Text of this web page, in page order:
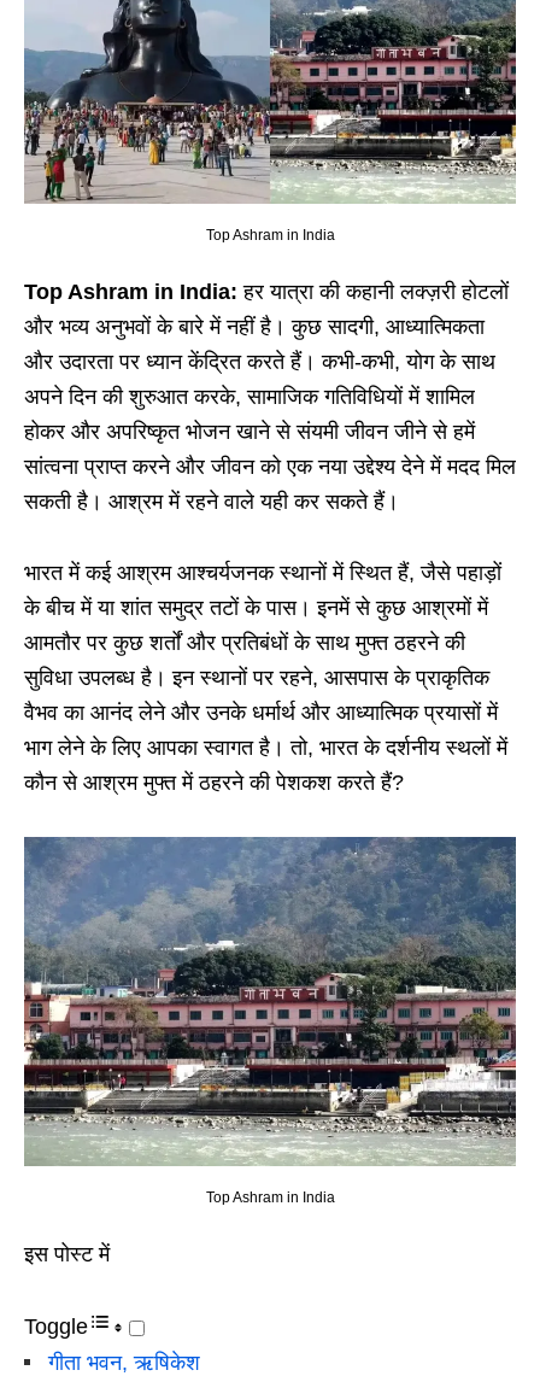
Top Ashram in India
Top Ashram in India: हर यात्रा की कहानी लक्ज़री होटलों
और भव्य अनुभवों के बारे में नहीं है। कुछ सादगी, आध्यात्मिकता
और उदारता पर ध्यान केंद्रित करते हैं। कभी-कभी, योग के साथ
अपने दिन की शुरुआत करके, सामाजिक गतिविधियों में शामिल
होकर और अपरिष्कृत भोजन खाने से संयमी जीवन जीने से हमें
सांत्वना प्राप्त करने और जीवन को एक नया उद्देश्य देने में मदद मिल
सकती है। आश्रम में रहने वाले यही कर सकते हैं।
भारत में कई आश्रम आश्चर्यजनक स्थानों में स्थित हैं, जैसे पहाड़ों
के बीच में या शांत समुद्र तटों के पास। इनमें से कुछ आश्रमों में
आमतौर पर कुछ शर्तों और प्रतिबंधों के साथ मुफ्त ठहरने की
सुविधा उपलब्ध है। इन स्थानों पर रहने, आसपास के प्राकृतिक
वैभव का आनंद लेने और उनके धर्मार्थ और आध्यात्मिक प्रयासों में
भाग लेने के लिए आपका स्वागत है। तो, भारत के दर्शनीय स्थलों में
कौन से आश्रम मुफ्त में ठहरने की पेशकश करते हैं?
Top Ashram in India
इस पोस्ट में
Toggle
गीता भवन, ऋषिकेश